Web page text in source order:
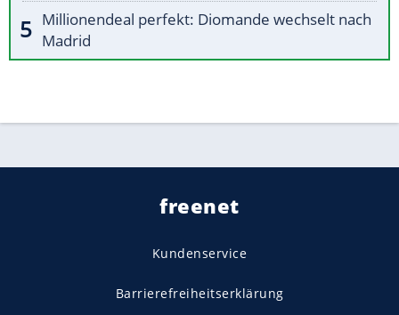
Millionendeal perfekt: Diomande wechselt nach
Madrid
freenet
Kundenservice
Barrierefreiheitserklärung